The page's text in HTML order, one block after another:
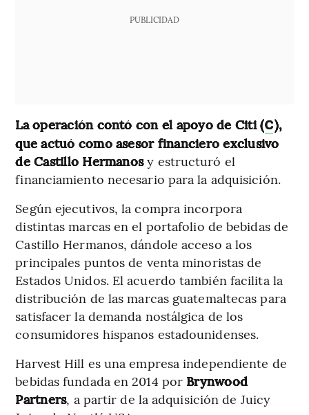
PUBLICIDAD
La operación contó con el apoyo de Citi (C),
que actuó como asesor financiero exclusivo
de Castillo Hermanosy estructuró el
financiamiento necesario para la adquisición.
Según ejecutivos, la compra incorpora
distintas marcas en el portafolio de bebidas de
Castillo Hermanos, dándole acceso a los
principales puntos de venta minoristas de
Estados Unidos. El acuerdo también facilita la
distribución de las marcas guatemaltecas para
satisfacer la demanda nostálgica de los
consumidores hispanos estadounidenses.
Harvest Hill es una empresa independiente de
bebidas fundada en 2014 por Brynwood
Partners, a partir de la adquisición de Juicy